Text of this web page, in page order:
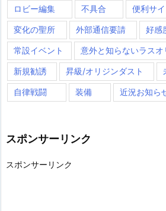
ロビー編集 不具合 便利サ
変化の聖所 外部通信要請 好感
常設イベント 意外と知らないラスオ
新規勧誘 昇級/オリジンダスト
自律戦闘 装備 近況お知ら
スポンサーリンク
スポンサーリンク